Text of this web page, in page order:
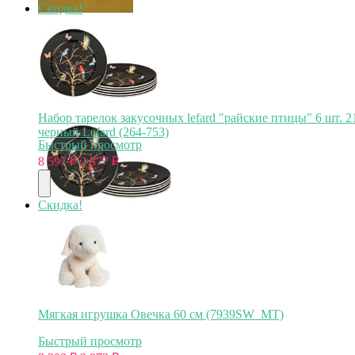
Скидка!
Набор тарелок закусочных lefard "райские птицы" 6 шт.
черный Lefard (264-753)
Быстрый просмотр
8 597₽ 2 877 ₽
Скидка!
Мягкая игрушка Овечка 60 см (7939SW_MT)
Быстрый просмотр